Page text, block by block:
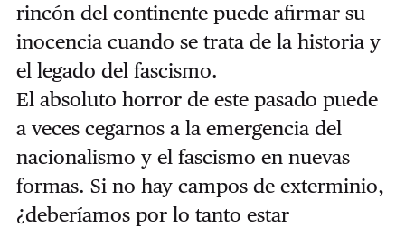
rincón del continente puede afirmar su
inocencia cuando se trata de la historia y
el legado del fascismo.
El absoluto horror de este pasado puede
a veces cegarnos a la emergencia del
nacionalismo y el fascismo en nuevas
formas. Si no hay campos de exterminio,
¿deberíamos por lo tanto estar